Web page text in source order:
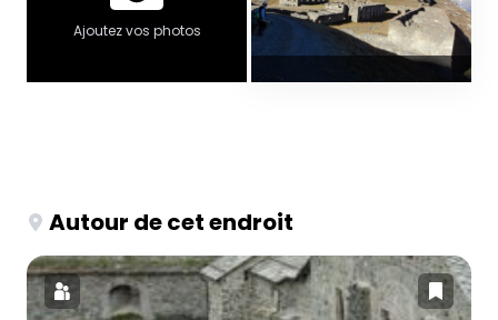
Ajoutez vos photos
Autour de cet endroit